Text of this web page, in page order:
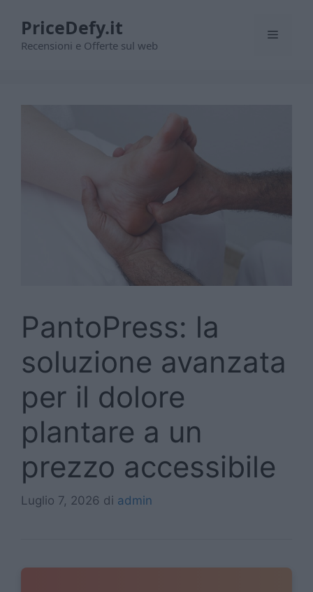
contenuto
PriceDefy.it
Recensioni e Offerte sul web
Menu
PantoPress: la
soluzione avanzata
per il dolore
plantare a un
prezzo accessibile
Luglio 7, 2026 di admin